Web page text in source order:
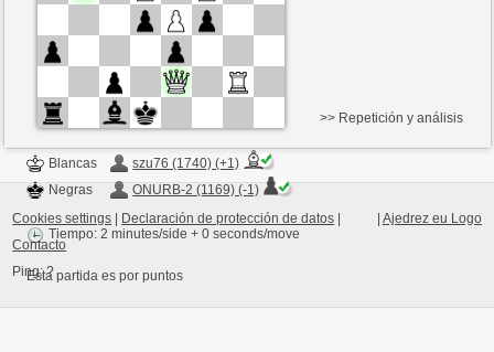
Blancas
szu76 (1740) (+1)
Negras
ONURB-2 (1169) (-1)
Tiempo: 2 minutes/side + 0 seconds/move
Esta partida es por puntos
>> Repetición y análisis
| Ajedrez eu Logo
Cookies settings | Declaración de protección de datos |
Contacto
Ping:?